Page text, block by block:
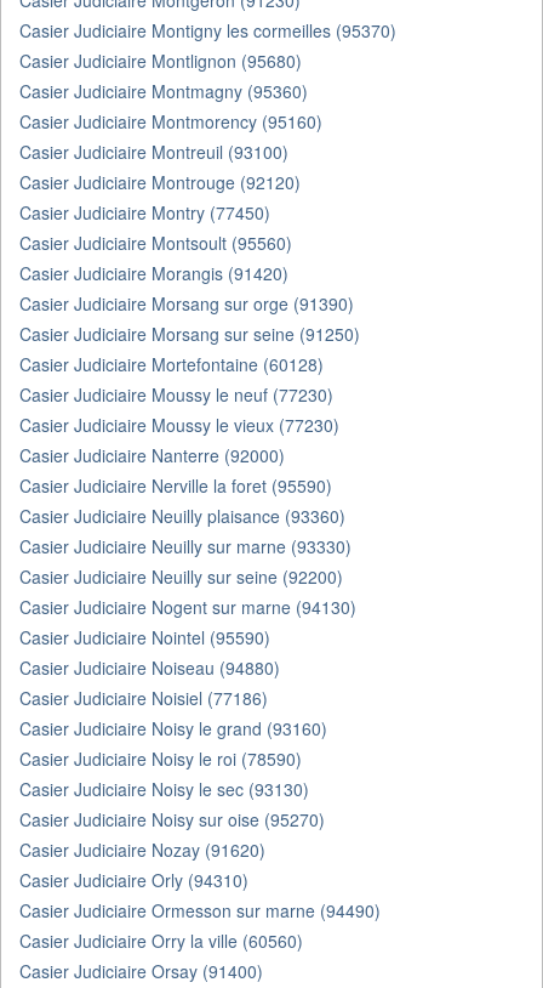
Casier Judiciaire Montigny les cormeilles (95370)
Casier Judiciaire Montlignon (95680)
Casier Judiciaire Montmagny (95360)
Casier Judiciaire Montmorency (95160)
Casier Judiciaire Montreuil (93100)
Casier Judiciaire Montrouge (92120)
Casier Judiciaire Montry (77450)
Casier Judiciaire Montsoult (95560)
Casier Judiciaire Morangis (91420)
Casier Judiciaire Morsang sur orge (91390)
Casier Judiciaire Morsang sur seine (91250)
Casier Judiciaire Mortefontaine (60128)
Casier Judiciaire Moussy le neuf (77230)
Casier Judiciaire Moussy le vieux (77230)
Casier Judiciaire Nanterre (92000)
Casier Judiciaire Nerville la foret (95590)
Casier Judiciaire Neuilly plaisance (93360)
Casier Judiciaire Neuilly sur marne (93330)
Casier Judiciaire Neuilly sur seine (92200)
Casier Judiciaire Nogent sur marne (94130)
Casier Judiciaire Nointel (95590)
Casier Judiciaire Noiseau (94880)
Casier Judiciaire Noisiel (77186)
Casier Judiciaire Noisy le grand (93160)
Casier Judiciaire Noisy le roi (78590)
Casier Judiciaire Noisy le sec (93130)
Casier Judiciaire Noisy sur oise (95270)
Casier Judiciaire Nozay (91620)
Casier Judiciaire Orly (94310)
Casier Judiciaire Ormesson sur marne (94490)
Casier Judiciaire Orry la ville (60560)
Casier Judiciaire Orsay (91400)